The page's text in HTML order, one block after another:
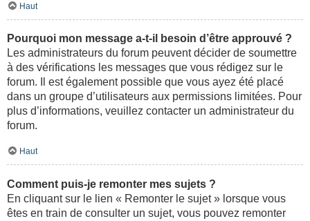
Haut
Pourquoi mon message a-t-il besoin d’être approuvé ?
Les administrateurs du forum peuvent décider de soumettre
à des vérifications les messages que vous rédigez sur le
forum. Il est également possible que vous ayez été placé
dans un groupe d’utilisateurs aux permissions limitées. Pour
plus d’informations, veuillez contacter un administrateur du
forum.
Haut
Comment puis-je remonter mes sujets ?
En cliquant sur le lien « Remonter le sujet » lorsque vous
êtes en train de consulter un sujet, vous pouvez remonter